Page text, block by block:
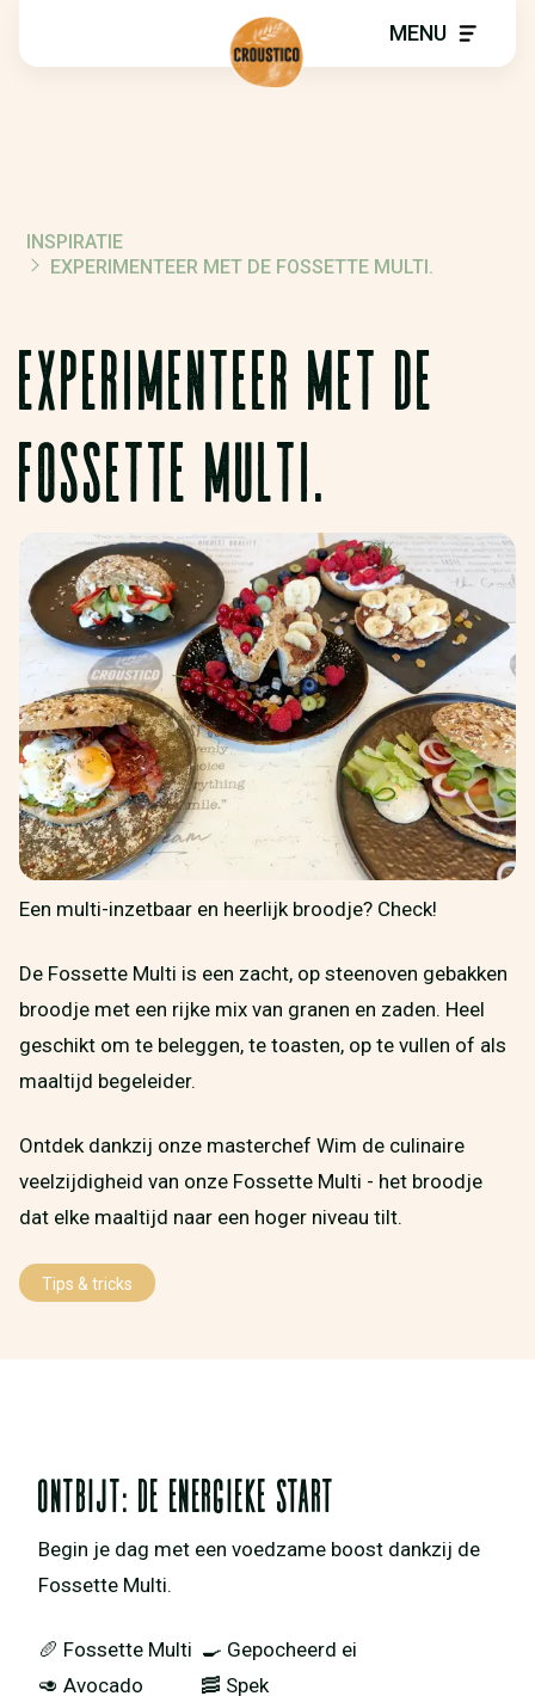
MENU
KRUIMELPAD
INSPIRATIE
EXPERIMENTEER MET DE FOSSETTE MULTI.
EXPERIMENTEER MET DE
FOSSETTE MULTI.
Een multi-inzetbaar en heerlijk broodje? Check!
De Fossette Multi is een zacht, op steenoven gebakken
broodje met een rijke mix van granen en zaden. Heel
geschikt om te beleggen, te toasten, op te vullen of als
maaltijd begeleider.
Ontdek dankzij onze masterchef Wim de culinaire
veelzijdigheid van onze Fossette Multi - het broodje
dat elke maaltijd naar een hoger niveau tilt.
Tips & tricks
Ontbijt: De energieke start
Begin je dag met een voedzame boost dankzij de
Fossette Multi.
🥖 Fossette Multi 🍳 Gepocheerd ei
🥑 Avocado 🥓 Spek